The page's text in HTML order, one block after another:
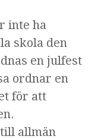
inte ha
skola den
en julfest
ordnar en
för att
allmän